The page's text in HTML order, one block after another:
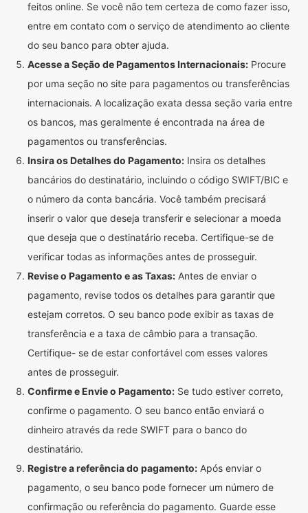
feitos online. Se você não tem certeza de como fazer isso,
entre em contato com o serviço de atendimento ao cliente
do seu banco para obter ajuda.
Acesse a Seção de Pagamentos Internacionais: Procure
por uma seção no site para pagamentos ou transferências
internacionais. A localização exata dessa seção varia entre
os bancos, mas geralmente é encontrada na área de
pagamentos ou transferências.
Insira os Detalhes do Pagamento: Insira os detalhes
bancários do destinatário, incluindo o código SWIFT/BIC e
o número da conta bancária. Você também precisará
inserir o valor que deseja transferir e selecionar a moeda
que deseja que o destinatário receba. Certifique-se de
verificar todas as informações antes de prosseguir.
Revise o Pagamento e as Taxas: Antes de enviar o
pagamento, revise todos os detalhes para garantir que
estejam corretos. O seu banco pode exibir as taxas de
transferência e a taxa de câmbio para a transação.
Certifique- se de estar confortável com esses valores
antes de prosseguir.
Confirme e Envie o Pagamento: Se tudo estiver correto,
confirme o pagamento. O seu banco então enviará o
dinheiro através da rede SWIFT para o banco do
destinatário.
Registre a referência do pagamento: Após enviar o
pagamento, o seu banco pode fornecer um número de
confirmação ou referência do pagamento. Guarde esse